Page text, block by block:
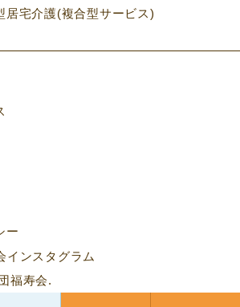
居宅介護(複合型サービス)
ー
福寿会.